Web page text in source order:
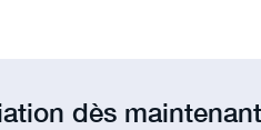
dès maintenant